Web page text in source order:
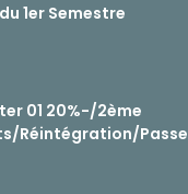
1er Semestre
01 20%-/2ème
Réintégration/